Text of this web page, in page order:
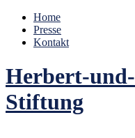
Home
Presse
Kontakt
Herbert-
Stiftung